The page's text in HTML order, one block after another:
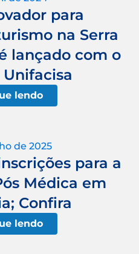
para
na Serra
lançado com o
lendo
de 2025
para a
Médica em
Confira
lendo